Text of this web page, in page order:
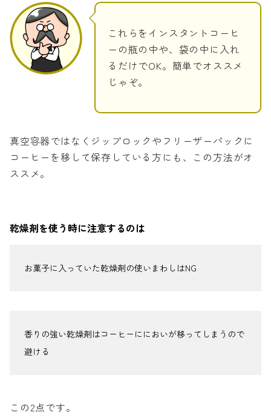
これらをインスタントコーヒ
ーの瓶の中や、袋の中に入れ
るだけでOK。簡単でオススメ
じゃぞ。
真空容器ではなくジップロックやフリーザーパックに
コーヒーを移して保存している方にも、この方法がオ
ススメ。
乾燥剤を使う時に注意するのは
お菓子に入っていた乾燥剤の使いまわしはNG
香りの強い乾燥剤はコーヒーににおいが移ってしまうので
避ける
この2点です。